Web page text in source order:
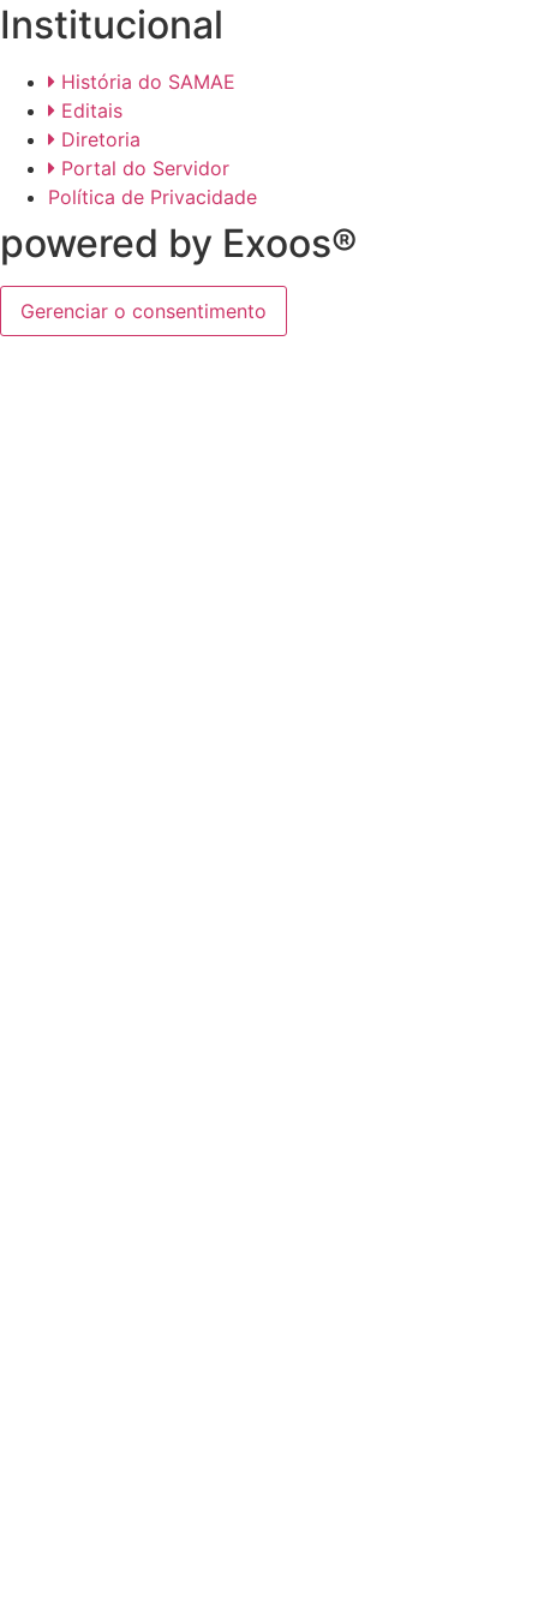
Institucional
História do SAMAE
Editais
Diretoria
Portal do Servidor
Política de Privacidade
powered by Exoos®
Gerenciar o consentimento